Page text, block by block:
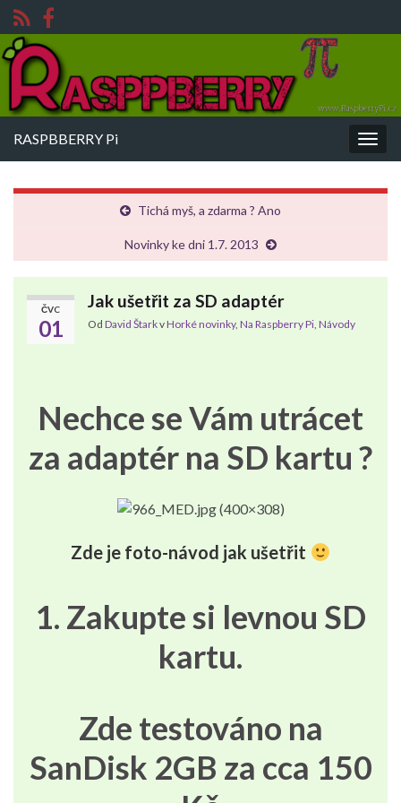
RASPBBERRY Pi
Tichá myš, a zdarma ? Ano
Novinky ke dni 1.7. 2013
ČVC
01
Jak ušetřit za SD adaptér
Od David ŠtarkvHorké novinky, Na Raspberry Pi, Návody
Nechce se Vám utrácet
za adaptér na SD kartu ?
Zde je foto-návod jak ušetřit
1. Zakupte si levnou SD
kartu.
Zde testováno na
SanDisk 2GB za cca 150